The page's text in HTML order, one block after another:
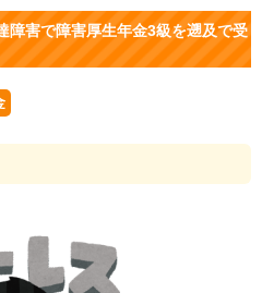
障害で障害厚生年金3級を遡及で受